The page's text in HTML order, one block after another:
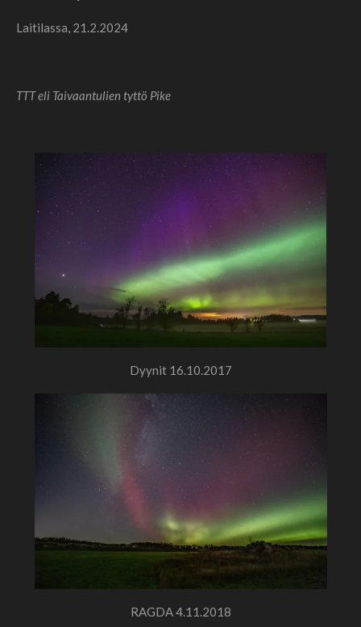
Laitilassa, 21.2.2024
TTT eli Taivaantulien tyttö Pike
Dyynit 16.10.2017
RAGDA 4.11.2018